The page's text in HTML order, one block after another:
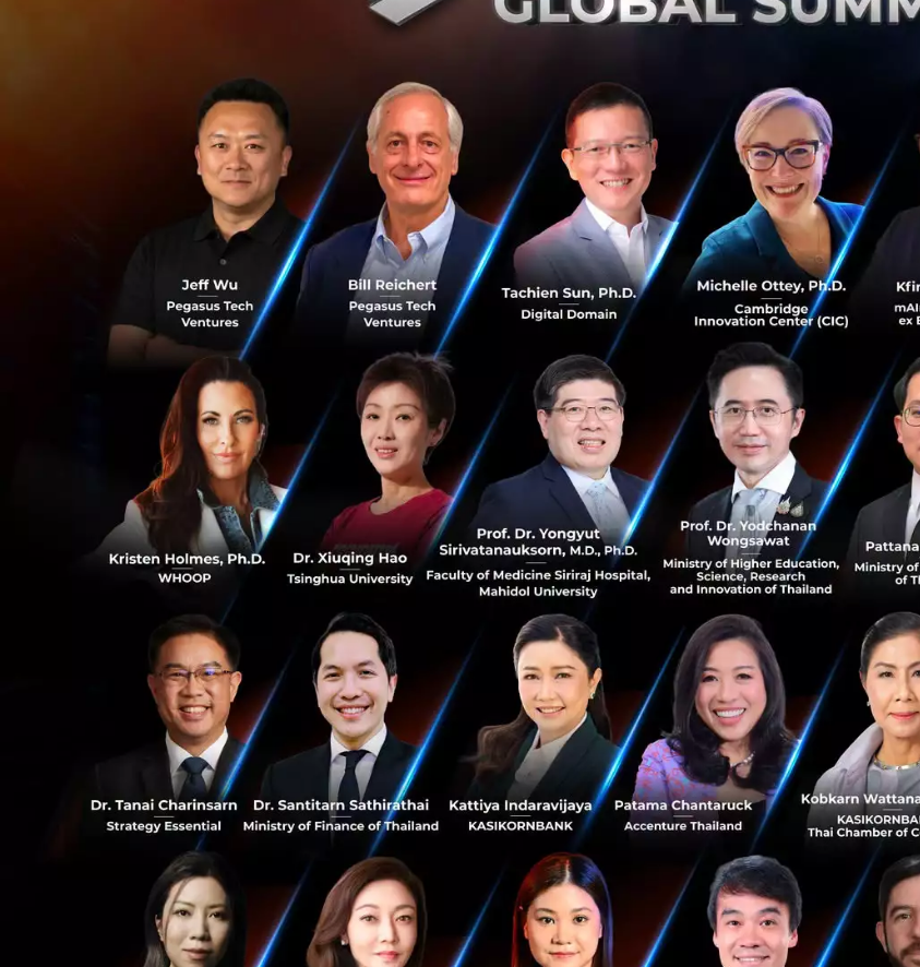
1
55
นอกจากการจัดงานเจรจาธุรกิจแล้ว ยังมีสนับสนุนอื่นๆ อาทิ โครงการ
เจรจาธุรกิจกับผู้ประกอบการไทย ให้กับบริษัทญี่ปุ่นที่เข้าร่วมโครงการ รว
แบบอื่น ๆ อีกทั้งก่อนและหลังการจัดงาน
7 Startup จากประเทศญี่ปุ่นที่น่าจับตามอง
JETRO Bangkok ยกทัพเหล่า Startup จากโครงการ Jetro Innovation
ร่วมงาน CEBIT ASEAN Thailand 2019 โดยมีบริษัทเข้าร่วม 7 บริษัท ซึ่ง
หลายด้าน อาทิ นวัตกรรมเซอร์วิสด้าน IT และนวัตกรรมด้านการแพทย์ ดังนี้
1. Spectee
AI คัดกรองข้อมูลสถานการณ์ฉุกเฉิน อุบัติภัย ภัยธรรมชาติ ฯลฯ จาก SNS โ
รวมถึงรายงานข้อมูลอุบัติเหตุ และสถานการณ์ฉุกเฉิน จากการวิเคราะห์ข้อ
เช่น Facebook, Instragram, Youtube มีบริการแบบรายเดือน ผู้ใช้บริกา
ผ่าน dashboard ซึ่งมีการพัฒนาโดยใช้ SaaS ลูกค้าหลักที่ใช้บริการในปั
ญี่ปุ่น สำนักข่าวสื่อมวลชน และบริษัทที่ให้บริการด้านการขนส่ง
2. Abeja, Inc.
AI Platform สำหรับการวิเคราะห์เพื่อเพิ่มประสิทธิภาพการทำงานมีความ
Deep Learning ซึ่งเป็นส่วนหนึ่งของกระบวนการเรียนรู้ของระบบ AI ทำ
Saas ที่สามารถรองรับความต้องการที่หลากหลายในแต่ละองค์กรได้อย่า
ABEJA ได้ให้บริการพัฒนา AI Platform ให้กว่า 150 องค์กรในหลากหลา
การผลิต การขนส่ง โครงสร้างพื้นฐาน นอกจากในประเทศญี่ปุ่นแล้ว บริษัท
โดยมีจุดมุ่งหมายที่ให้ความสำคัญกับการเจริญเติบโตของธุรกิจในภูมิภาคเ